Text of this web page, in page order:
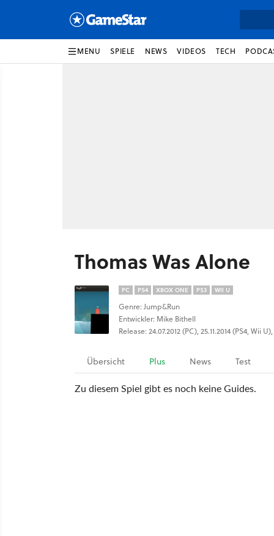
MENU SPIELE NEWS VIDEOS TECH
Thomas Was Alone
PC PS4 XBOX ONE PS3 WII U
Genre: Jump&Run
Entwickler: Mike Bithell
Release: 24.07.2012 (PC), 25.11.2014 (PS4, Wii
Übersicht Plus News Test
Zu diesem Spiel gibt es noch keine Guides.